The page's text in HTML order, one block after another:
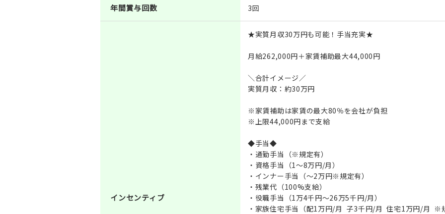
年間賞与回数 3回
インセンティブ
★実質月収30万円も可能！手当充実★
月給262,000円＋家賃補助最大44,000円
＼合計イメージ／
実質月収：約30万円
※家賃補助は家賃の最大80％を会社が負担
※上限44,000円まで支給
◆手当◆
・通勤手当（※規定有）
・資格手当（1～8万円/月）
・インナー手当（～2万円※規定有）
・残業代（100%支給）
・役職手当（1万4千円～26万5千円/月）
・家族住宅手当（配1万円/月 子3千円/月 住宅1万円/月 ※